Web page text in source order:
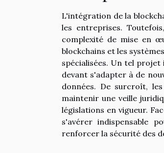
L'intégration de la
les entreprises.
complexité de mise en
blockchains et les
spécialisées. Un tel projet
devant s'adapter à de
données. De surcroît,
maintenir une veille
législations en vigueur.
s'avérer indispensable
renforcer la sécurité des